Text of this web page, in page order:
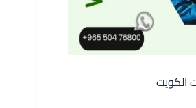
الكويت